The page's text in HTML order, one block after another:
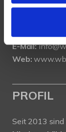
Tel.:0571 -
0571 -
E-Mail:
Web:
PROFIL
Seit 2013 sind